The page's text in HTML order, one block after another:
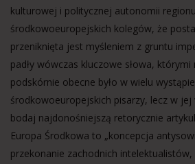
kulturowej i politycznej autonomii
środkowoeuropejskich kolegów, że
przeniknięta jest myśleniem z gruntu
padły wówczas kluczowe słowa,
podskórnie obecne było w wielu
środkowoeuropejskich pisarzy, lecz w jej
bodaj najdonośniejszą retorycznie
Europa Środkowa to „koncepcja
przekonanie zachodnich